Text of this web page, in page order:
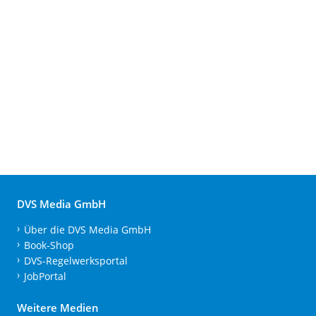
DVS Media GmbH
Über die DVS Media GmbH
Book-Shop
DVS-Regelwerksportal
JobPortal
Weitere Medien